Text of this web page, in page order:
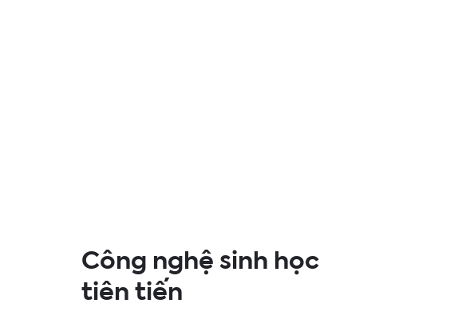
Công nghệ sinh học
tiên tiến